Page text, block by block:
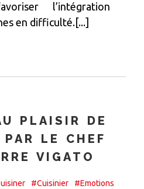
l’intégration
en difficulté.[...]
PLAISIR DE
LE CHEF
VIGATO
#Cuisinier
#Emotions